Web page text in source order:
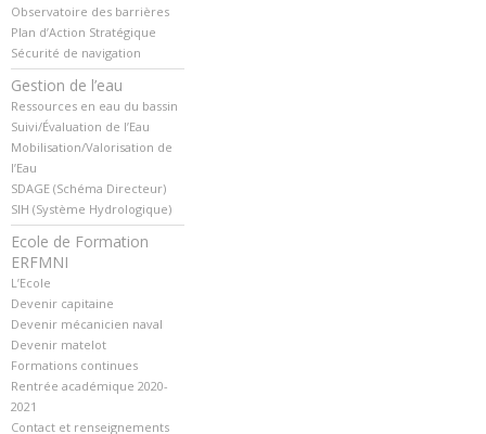
Observatoire des barrières
Plan d’Action Stratégique
Sécurité de navigation
Gestion de l’eau
Ressources en eau du bassin
Suivi/Évaluation de l’Eau
Mobilisation/Valorisation de
l’Eau
SDAGE (Schéma Directeur)
SIH (Système Hydrologique)
Ecole de Formation
ERFMNI
L’Ecole
Devenir capitaine
Devenir mécanicien naval
Devenir matelot
Formations continues
Rentrée académique 2020-
2021
Contact et renseignements